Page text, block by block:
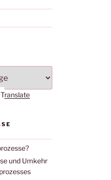
Translate
und Umkehr